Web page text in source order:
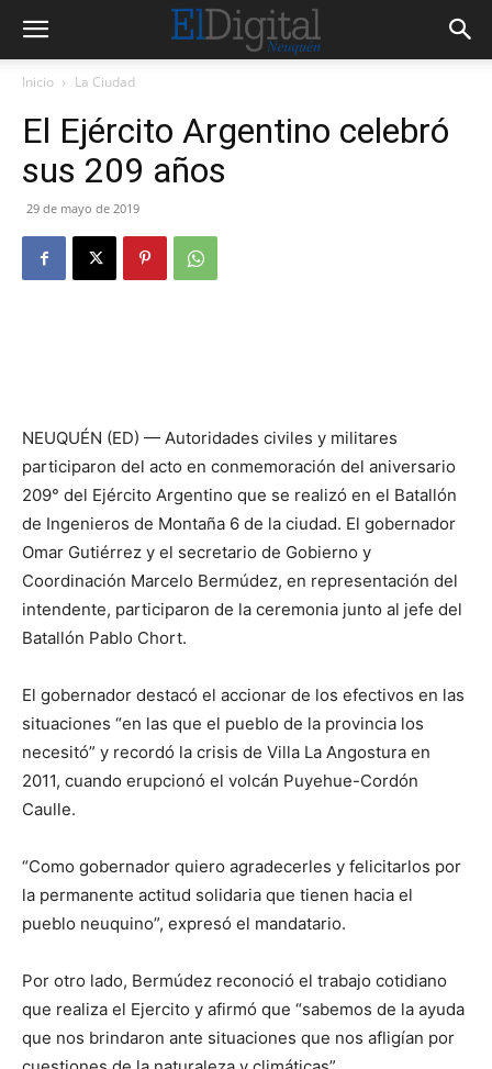
Inicio La Ciudad
El Ejército Argentino celebró
sus 209 años
29 de mayo de 2019
NEUQUÉN (ED) — Autoridades civiles y militares
participaron del acto en conmemoración del aniversario
209° del Ejército Argentino que se realizó en el Batallón
de Ingenieros de Montaña 6 de la ciudad. El gobernador
Omar Gutiérrez y el secretario de Gobierno y
Coordinación Marcelo Bermúdez, en representación del
intendente, participaron de la ceremonia junto al jefe del
Batallón Pablo Chort.
El gobernador destacó el accionar de los efectivos en las
situaciones “en las que el pueblo de la provincia los
necesitó” y recordó la crisis de Villa La Angostura en
2011, cuando erupcionó el volcán Puyehue-Cordón
Caulle.
“Como gobernador quiero agradecerles y felicitarlos por
la permanente actitud solidaria que tienen hacia el
pueblo neuquino”, expresó el mandatario.
Por otro lado, Bermúdez reconoció el trabajo cotidiano
que realiza el Ejercito y afirmó que “sabemos de la ayuda
que nos brindaron ante situaciones que nos afligían por